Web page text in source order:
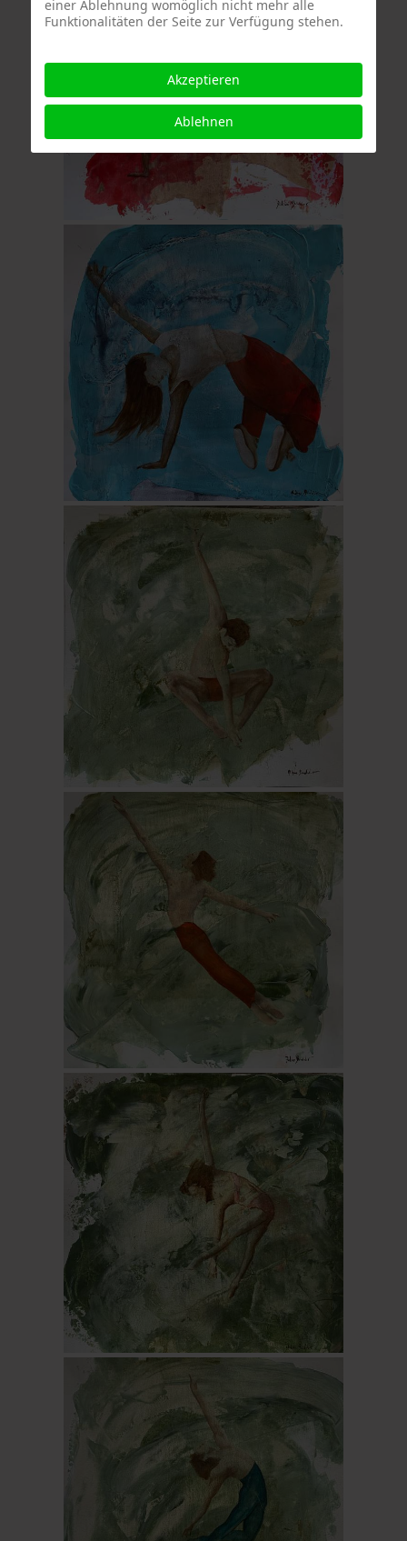
einer Ablehnung womöglich nicht mehr alle
Funktionalitäten der Seite zur Verfügung stehen.
Akzeptieren
Ablehnen